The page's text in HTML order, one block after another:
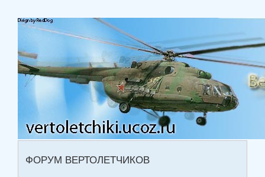
ФОРУМ ВЕРТОЛЕТЧИКОВ